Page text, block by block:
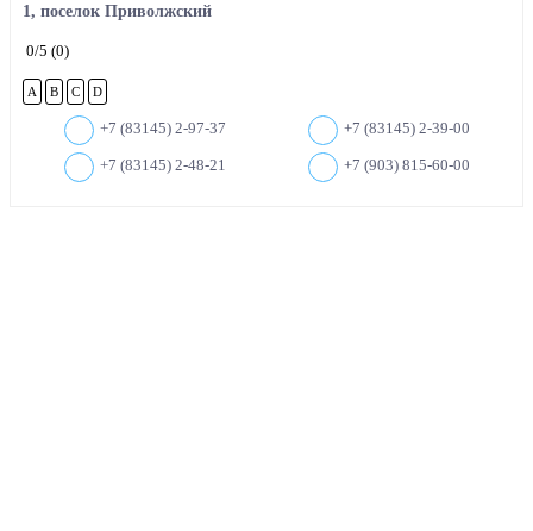
1, поселок Приволжский
0/5 (0)
A B C D
+7 (83145) 2-97-37 +7 (83145) 2-39-00
+7 (83145) 2-48-21 +7 (903) 815-60-00